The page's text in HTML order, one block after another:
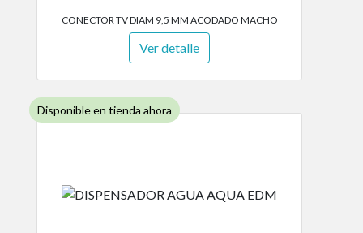
CONECTOR TV DIAM 9,5 MM ACODADO MACHO
Ver detalle
Disponible en tienda ahora